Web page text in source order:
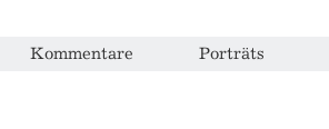
Kommentare Porträts